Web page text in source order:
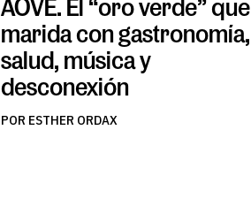
AOVE. El “oro verde” que
marida con gastronomía,
salud, música y
desconexión
POR ESTHER ORDAX